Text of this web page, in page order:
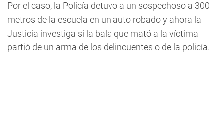
Por el caso, la Policía detuvo a un sospechoso a 300
metros de la escuela en un auto robado y ahora la
Justicia investiga si la bala que mató a la víctima
partió de un arma de los delincuentes o de la policía.